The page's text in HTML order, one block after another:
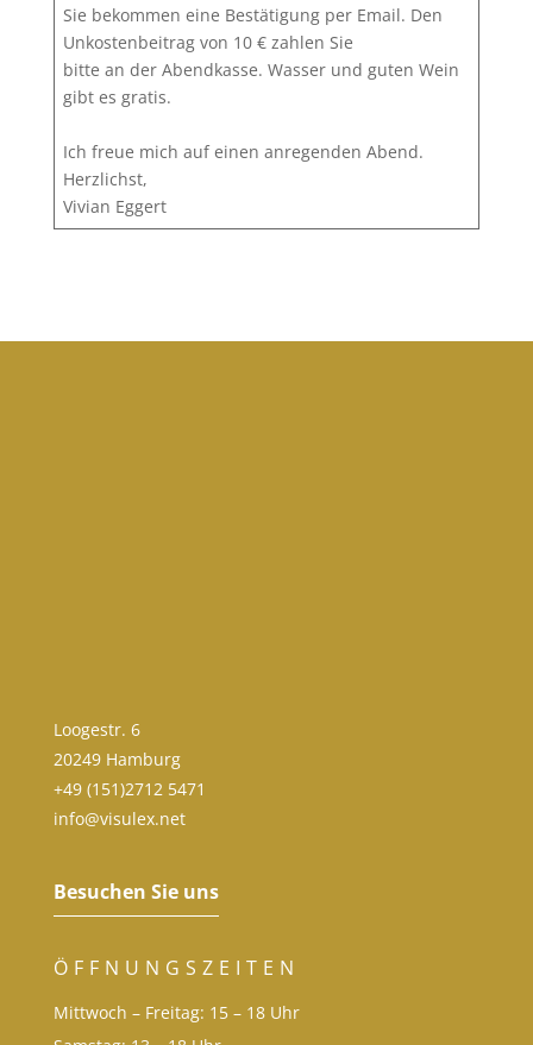
Sie bekommen eine Bestätigung per Email. Den
Unkostenbeitrag von 10 € zahlen Sie
bitte an der Abendkasse. Wasser und guten Wein
gibt es gratis.
Ich freue mich auf einen anregenden Abend.
Herzlichst,
Vivian Eggert
Loogestr. 6
20249 Hamburg
+49 (151)2712 5471
info@visulex.net
Besuchen Sie uns
ÖFFNUNGSZEITEN
Mittwoch – Freitag: 15 – 18 Uhr